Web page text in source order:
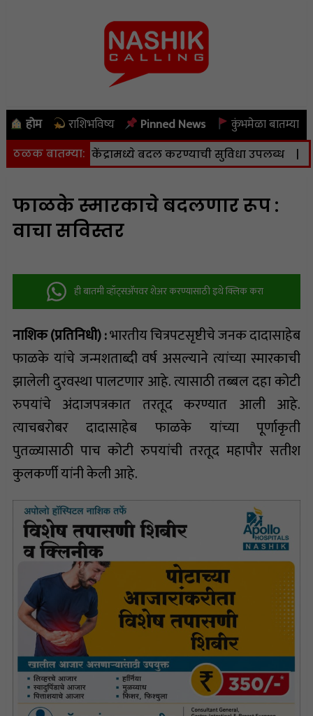
होम राशिभविष्य Pinned News कुंभमेळा बातम्या
ठळक बातम्या:
करणे व केंद्रामध्ये बदल करण्याची सुविधा उपलब्ध |
फाळके स्मारकाचे बदलणार रूप :
वाचा सविस्तर
ही बातमी व्हॉट्सअ‍ॅपवर शेअर करण्यासाठी इथे क्लिक करा
नाशिक (प्रतिनिधी):भारतीय चित्रपटसृष्टीचे जनक दादासाहेब
फाळके यांचे जन्मशताब्दी वर्ष असल्याने त्यांच्या स्मारकाची
झालेली दुरवस्था पालटणार आहे. त्यासाठी तब्बल दहा कोटी
रुपयांचे अंदाजपत्रकात तरतूद करण्यात आली आहे.
त्याचबरोबर दादासाहेब फाळके यांच्या पूर्णाकृती
पुतळ्यासाठी पाच कोटी रुपयांची तरतूद महापौर सतीश
कुलकर्णी यांनी केली आहे.